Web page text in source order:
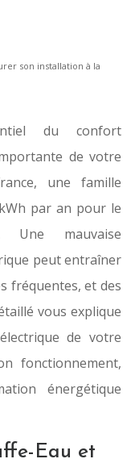
son installation à la
du confort
de votre
une famille
par an pour le
Une mauvaise
peut entraîner
fréquentes, et des
vous explique
de votre
fonctionnement,
énergétique
Eau et